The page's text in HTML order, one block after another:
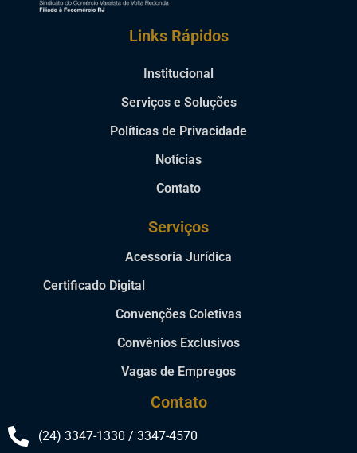
Links Rápidos
Institucional
Serviços e Soluções
Políticas de Privacidade
Notícias
Contato
Serviços
Acessoria Jurídica
Certificado Digital
Convenções Coletivas
Convênios Exclusivos
Vagas de Empregos
Contato
(24) 3347-1330 / 3347-4570